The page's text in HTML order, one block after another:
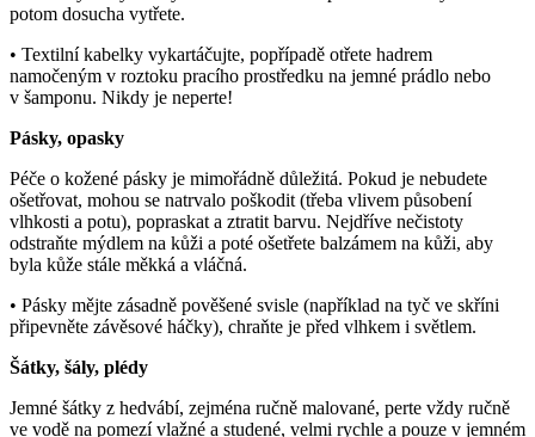
potom dosucha vytřete.
• Textilní kabelky vykartáčujte, popřípadě otřete hadrem
namočeným v roztoku pracího prostředku na jemné prádlo nebo
v šamponu. Nikdy je neperte!
Pásky, opasky
Péče o kožené pásky je mimořádně důležitá. Pokud je nebudete
ošetřovat, mohou se natrvalo poškodit (třeba vlivem působení
vlhkosti a potu), popraskat a ztratit barvu. Nejdříve nečistoty
odstraňte mýdlem na kůži a poté ošetřete balzámem na kůži, aby
byla kůže stále měkká a vláčná.
• Pásky mějte zásadně pověšené svisle (například na tyč ve skříni
připevněte závěsové háčky), chraňte je před vlhkem i světlem.
Šátky, šály, plédy
Jemné šátky z hedvábí, zejména ručně malované, perte vždy ručně
ve vodě na pomezí vlažné a studené, velmi rychle a pouze v jemném